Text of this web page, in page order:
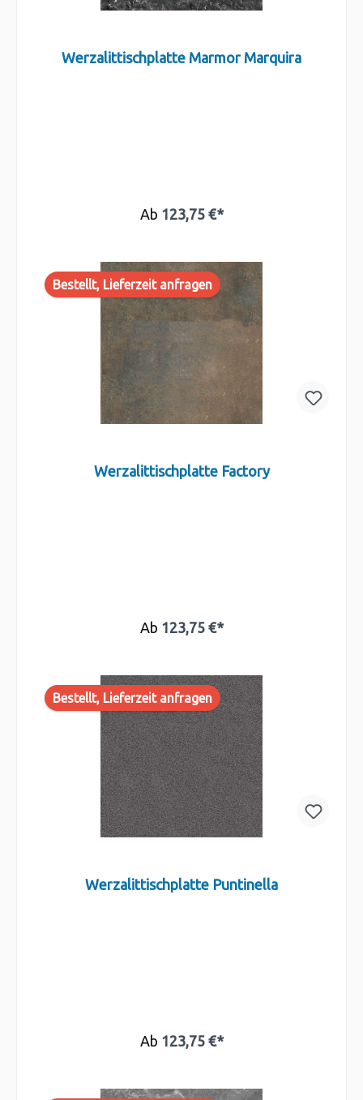
Werzalittischplatte Marmor Marquira
Ab 123,75 €*
Bestellt, Lieferzeit anfragen
Werzalittischplatte Factory
Ab 123,75 €*
Bestellt, Lieferzeit anfragen
Werzalittischplatte Puntinella
Ab 123,75 €*